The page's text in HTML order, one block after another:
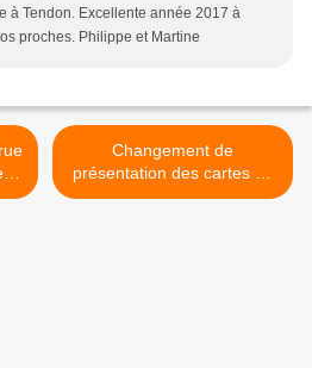
à Tendon. Excellente année 2017 à
proches. Philippe et Martine
Changement de
présentation des cartes de
randonnée pédestre